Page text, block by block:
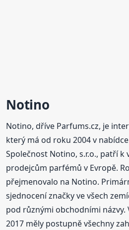
Notino
Notino, dříve Parfums.cz, je
který má od roku 2004 v
Společnost Notino, s.r.o., patří k
prodejcům parfémů v Evropě.
přejmenovalo na Notino.
sjednocení značky ve všech
pod různými obchodními názvy.
2017 měly postupně všechny